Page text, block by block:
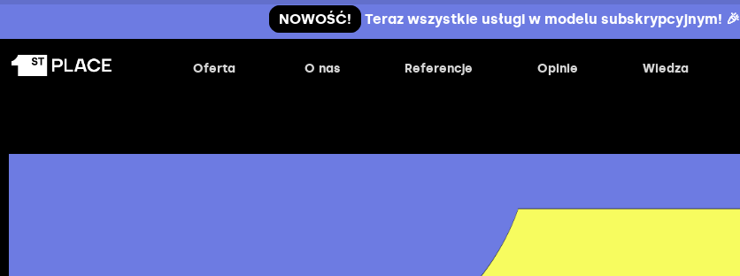
NOWOŚĆ! Teraz wszystkie usługi w modelu subskrypcyjnym! 🎉
Oferta O nas Referencje Opinie Wiedza